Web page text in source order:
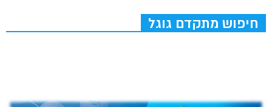
חיפוש מתקדם גוגל